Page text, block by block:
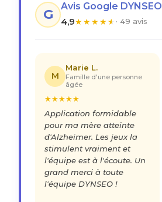
G
Avis Google DYNSEO
4,9★★★★★ · 49 avis
M
Marie L.
Famille d'une personne
âgée
★★★★★
Application formidable
pour ma mère atteinte
d'Alzheimer. Les jeux la
stimulent vraiment et
l'équipe est à l'écoute. Un
grand merci à toute
l'équipe DYNSEO !